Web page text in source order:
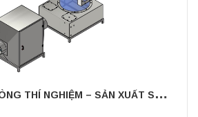
B
Ộ XỬ LÝ KHÍ PHÒNG THÍ NGHIỆM – SẢN XUẤT SCS VIỆT NAM